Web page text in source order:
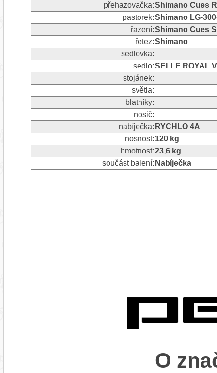
přehazovačka:Shimano Cues
pastorek:Shimano LG-
řazení:Shimano Cues
řetez:Shimano
sedlovka:
sedlo:SELLE ROYAL
stojánek:
světla:
blatníky:
nosič:
nabíječka: RYCHLO 4A
nosnost: 120 kg
hmotnost:23,6 kg
součást balení: Nabíječka
O